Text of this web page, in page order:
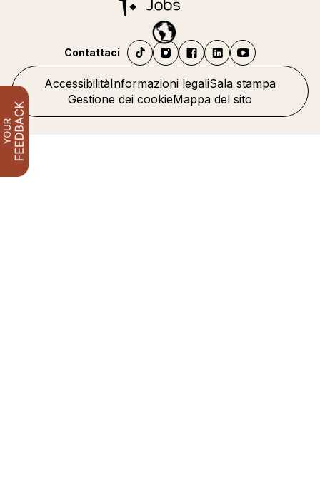
AccessibilitàInformazioni legaliSala stampa
Gestione dei cookieMappa del sito
Contattaci